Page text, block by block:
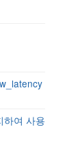
하여 사용